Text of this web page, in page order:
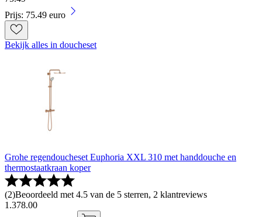
Prijs: 75.49 euro
Bekijk alles in doucheset
Grohe regendoucheset Euphoria XXL 310 met handdouche en
thermostaatkraan koper
(2)Beoordeeld met 4.5 van de 5 sterren, 2 klantreviews
1 .378.00